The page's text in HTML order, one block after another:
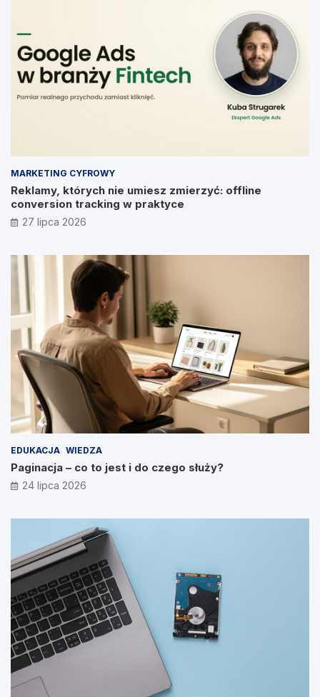
MARKETING CYFROWY
Reklamy, których nie umiesz zmierzyć: offline
conversion tracking w praktyce
27 lipca 2026
EDUKACJA WIEDZA
Paginacja – co to jest i do czego służy?
24 lipca 2026